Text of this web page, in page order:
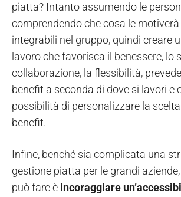
piatta? Intanto assumendo le
comprendendo che cosa le
integrabili nel gruppo, quindi creare
lavoro che favorisca il benessere, lo
collaborazione, la flessibilità,
benefit a seconda di dove si lavori e
possibilità di personalizzare la
benefit.
Infine, benché sia complicata una
gestione piatta per le grandi
può fare è incoraggiare